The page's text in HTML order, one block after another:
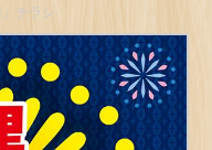
チラシ